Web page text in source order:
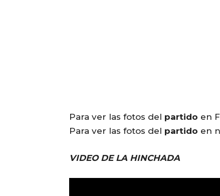
Para ver las fotos del partido en
Para ver las fotos del partido en
VIDEO DE LA HINCHADA